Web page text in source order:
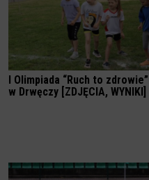
I Olimpiada “Ruch to zdrowie”
w Drwęczy [ZDJĘCIA, WYNIKI]